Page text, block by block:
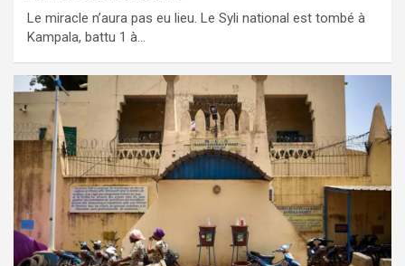
Le miracle n’aura pas eu lieu. Le Syli national est tombé à
Kampala, battu 1 à…